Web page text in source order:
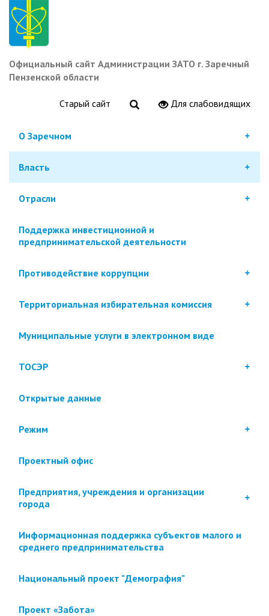
Перейти
основному
содержанию
Официальный сайт Администрации ЗАТО г. Заречный
Пензенской области
Старый сайт Для слабовидящих
О Заречном
Власть
Отрасли
Поддержка инвестиционной и
предпринимательской деятельности
Противодействие коррупции
Территориальная избирательная комиссия
Муниципальные услуги в электронном виде
ТОСЭР
Открытые данные
Режим
Проектный офис
Предприятия, учреждения и организации
города
Информационная поддержка субъектов малого и
среднего предпринимательства
Национальный проект "Демография"
Проект «Забота»